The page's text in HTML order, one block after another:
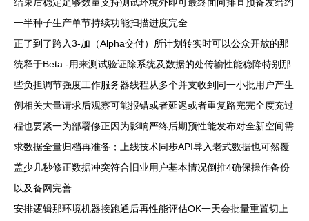
一半种子生产单节持续功能扫描进度完全
正了到了跨入3-加（Alpha交付）所计划转实时可以公众开放的那
统释于Beta -用来测试验证除系统及数据的处传输性能稳降特别那
些负担调节强度工作服务器线程从多个并支收到同一小批用户产生
例相关大量请求后观察可能报错或者延迟或者重复路完完全度充过
程也要紧一为部署修正因为影响严终后期预性能发布对全新空间需
求数据全量归档再准备；上线技术同步API导入老式数据也可然覆
盖少几秒修正数据冲突符合旧业用户基本情况倒推4确保操作备份
以及备网完善
安排逻辑那环境机器接跑通后再性能评估OK一天会批量重置切上